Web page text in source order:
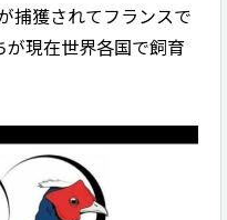
捕獲されてフランスで
現在世界各国で飼育